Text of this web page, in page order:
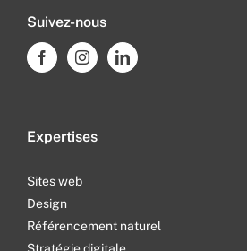
Suivez-nous
Expertises
Sites web
Design
Référencement naturel